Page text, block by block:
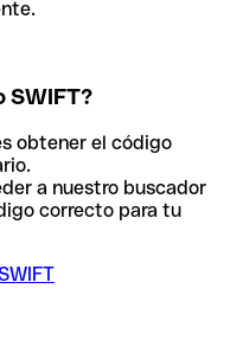
SWIFT?
obtener el código
a nuestro buscador
correcto para tu